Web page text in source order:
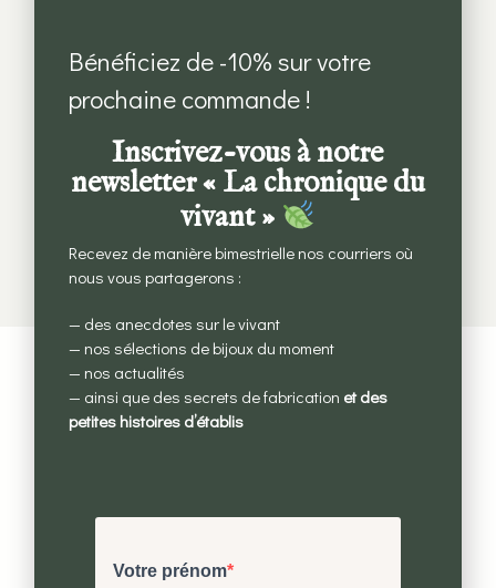
Collier « Kreskin »
CHF180.00 – CHF 200.00
Choix des options
ACCÉDER À LA BOUTIQUE
matières
Bénéficiez de -10% sur votre
prochaine commande !
Inscrivez-vous à notre
newsletter « La chronique du
vivant »
Recevez de manière bimestrielle nos courriers où
nous vous partagerons :
— des anecdotes sur le vivant
— nos sélections de bijoux du moment
— nos actualités
— ainsi que des secrets de fabrication et des
petites histoires d’établis